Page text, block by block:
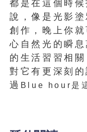
都是在這個時
說，像是光影
創作，晚上你
心自然光的瞬
的生活習習相
對它有更深刻
過 Blue hour是